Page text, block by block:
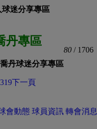
迷分享專區
丹專區
丹球迷分享專區
80 / 1706
下一頁
會動態 球員資訊 轉會消息